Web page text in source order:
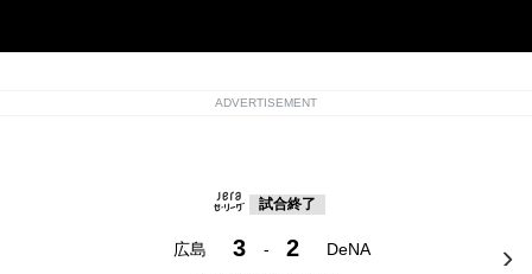
ADVERTISEMENT
試合終了
広島 3 - 2 DeNA